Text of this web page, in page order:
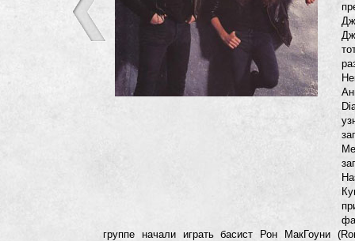
группе начали играть басист Рон МакГоуни